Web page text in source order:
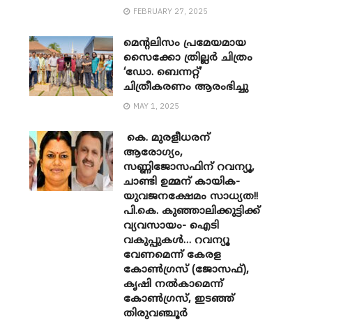
FEBRUARY 27, 2025
മെന്‍റലിസം പ്രമേയമായ
സൈക്കോ ത്രില്ലർ ചിത്രം
‘ഡോ. ബെന്നറ്റ്’
ചിത്രീകരണം ആരംഭിച്ചു
MAY 1, 2025
കെ. മുരളീധരന്
ആരോഗ്യം,
സണ്ണിജോസഫിന് റവന്യൂ,
ചാണ്ടി ഉമ്മന് കായിക-
യുവജനക്ഷേമം സാധ്യത!!
പി.കെ. കുഞ്ഞാലിക്കുട്ടിക്ക്
വ്യവസായം- ഐടി
വകുപ്പുകൾ… റവന്യൂ
വേണമെന്ന് കേരള
കോൺഗ്രസ് (ജോസഫ്),
കൃഷി നൽകാമെന്ന്
കോൺഗ്രസ്, ഇടഞ്ഞ്
തിരുവഞ്ചൂർ